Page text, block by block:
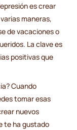
es crear
maneras,
de vacaciones o
La clave es
positivas que
Cuando
tomar esas
nuevos
te ha gustado